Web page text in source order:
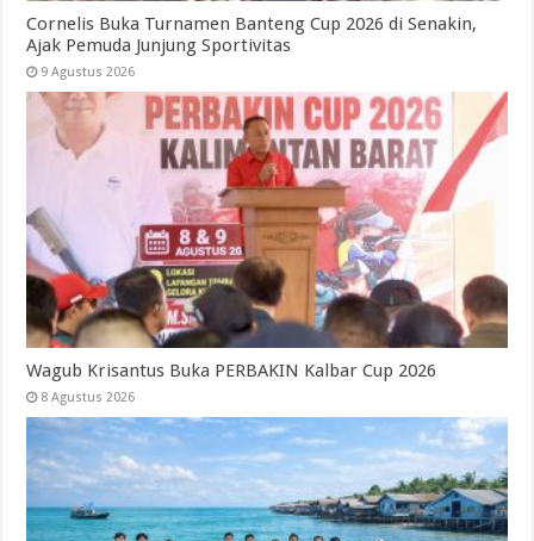
Cornelis Buka Turnamen Banteng Cup 2026 di Senakin,
Ajak Pemuda Junjung Sportivitas
9 Agustus 2026
Wagub Krisantus Buka PERBAKIN Kalbar Cup 2026
8 Agustus 2026